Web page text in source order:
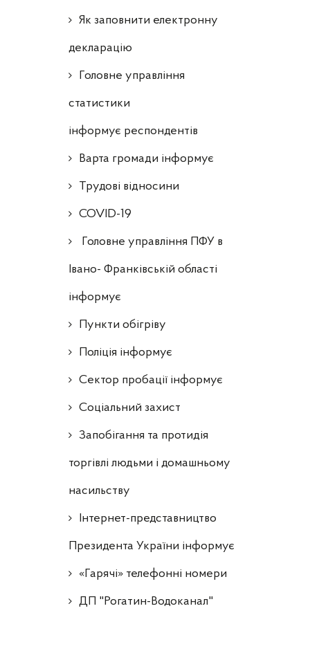
Як заповнити електронну
декларацію
Головне управління
статистики
інформує респондентів
Варта громади інформує
Трудові відносини
COVID-19
Головне управління ПФУ в
Івано- Франківській області
інформує
Пункти обігріву
Поліція інформує
Сектор пробації інформує
Соціальний захист
Запобігання та протидія
торгівлі людьми і домашньому
насильству
Інтернет-представництво
Президента України інформує
«Гарячі» телефонні номери
ДП "Рогатин-Водоканал"